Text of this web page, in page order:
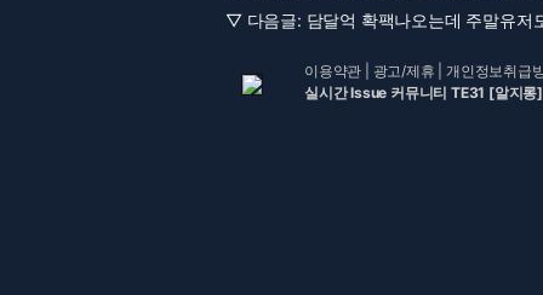
▽ 다음글: 담달억 확팩나오는데 주말유저
이용약관 광고/제휴 |개인정보취급
실시간 Issue 커뮤니티 TE31 [알지